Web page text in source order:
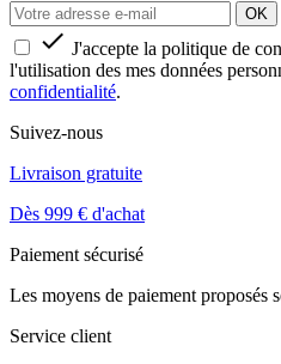
 J'accepte la politique de
l'utilisation des mes données
confidentialité.
Suivez-nous
Livraison gratuite
Dès 999 € d'achat
Paiement sécurisé
Les moyens de paiement proposés
Service client